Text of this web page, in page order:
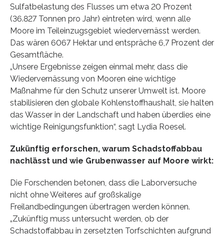
Sulfatbelastung des Flusses um etwa 20 Prozent
(36.827 Tonnen pro Jahr) eintreten wird, wenn alle
Moore im Teileinzugsgebiet wiedervernässt werden.
Das wären 6067 Hektar und entspräche 6,7 Prozent der
Gesamtfläche.
„Unsere Ergebnisse zeigen einmal mehr, dass die
Wiedervernässung von Mooren eine wichtige
Maßnahme für den Schutz unserer Umwelt ist. Moore
stabilisieren den globale Kohlenstoffhaushalt, sie halten
das Wasser in der Landschaft und haben überdies eine
wichtige Reinigungsfunktion“, sagt Lydia Roesel.
Zukünftig erforschen, warum Schadstoffabbau
nachlässt und wie Grubenwasser auf Moore wirkt:
Die Forschenden betonen, dass die Laborversuche
nicht ohne Weiteres auf großskalige
Freilandbedingungen übertragen werden können.
„Zukünftig muss untersucht werden, ob der
Schadstoffabbau in zersetzten Torfschichten aufgrund